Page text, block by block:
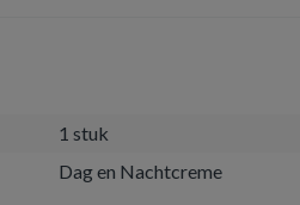
1 stuk
Dag en Nachtcreme